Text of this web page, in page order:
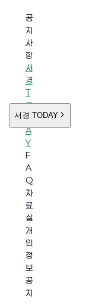
공
지
사
항
서
경
T
O
D
A
Y
F
A
Q
자
료
실
개
인
정
보
공
지
서경 TODAY